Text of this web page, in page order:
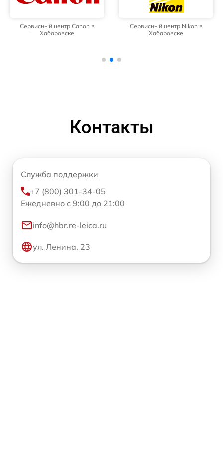
Сервисный центр Canon в
Хабаровске
Сервисный центр Nikon в
Хабаровске
Контакты
Служба поддержки
+7 (800) 301-34-05
Ежедневно с 9:00 до 21:00
info@hbr.re-leica.ru
ул. Ленина, 23